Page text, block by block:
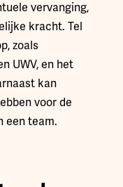
vervanging,
kracht. Tel
zoals
UWV, en het
kan
voor de
een team.